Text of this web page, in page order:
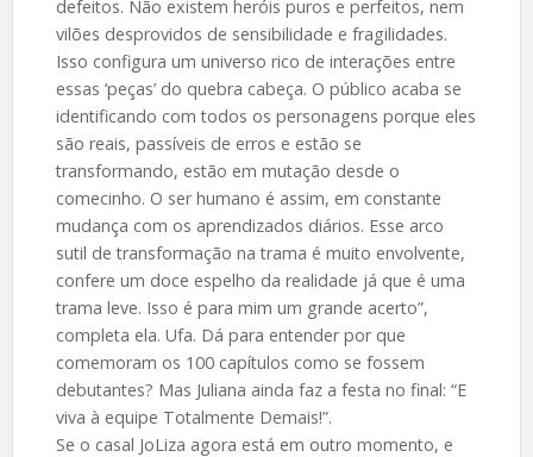
defeitos. Não existem heróis puros e perfeitos, nem
vilões desprovidos de sensibilidade e fragilidades.
Isso configura um universo rico de interações entre
essas ‘peças’ do quebra cabeça. O público acaba se
identificando com todos os personagens porque eles
são reais, passíveis de erros e estão se
transformando, estão em mutação desde o
comecinho. O ser humano é assim, em constante
mudança com os aprendizados diários. Esse arco
sutil de transformação na trama é muito envolvente,
confere um doce espelho da realidade já que é uma
trama leve. Isso é para mim um grande acerto”,
completa ela. Ufa. Dá para entender por que
comemoram os 100 capítulos como se fossem
debutantes? Mas Juliana ainda faz a festa no final: “E
viva à equipe Totalmente Demais!”.
Se o casal JoLiza agora está em outro momento, e